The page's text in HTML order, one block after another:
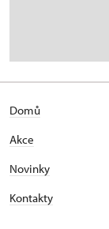
Domů
Akce
Novinky
Kontakty